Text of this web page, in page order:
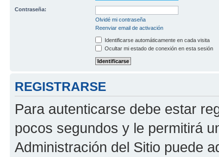
Contraseña:
Olvidé mi contraseña
Reenviar email de activación
Identificarse automáticamente en cada visita
Ocultar mi estado de conexión en esta sesión
REGISTRARSE
Para autenticarse debe estar
pocos segundos y le permitirá
Administración del Sitio puede